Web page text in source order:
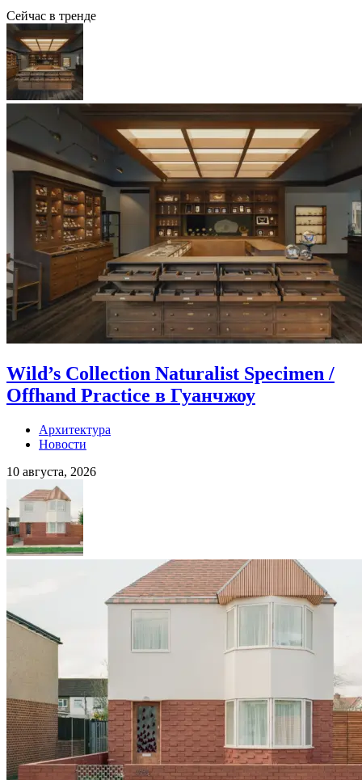
Сейчас в тренде
Wild’s Collection Naturalist Specimen /
Offhand Practice в Гуанчжоу
Архитектура
Новости
10 августа, 2026